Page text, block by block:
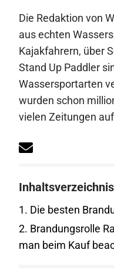
Die Redaktion von
aus echten
Kajakfahrern, über
Stand Up Paddler
Wassersportarten
wurden schon
vielen Zeitungen
Inhaltsverzeichnis
1. Die besten
2. Brandungsrolle
man beim Kauf